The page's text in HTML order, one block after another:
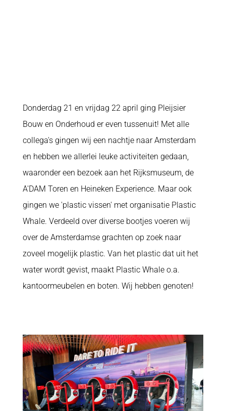
Donderdag 21 en vrijdag 22 april ging Pleijsier
Bouw en Onderhoud er even tussenuit! Met alle
collega's gingen wij een nachtje naar Amsterdam
en hebben we allerlei leuke activiteiten gedaan,
waaronder een bezoek aan het Rijksmuseum, de
A'DAM Toren en Heineken Experience. Maar ook
gingen we 'plastic vissen' met organisatie Plastic
Whale. Verdeeld over diverse bootjes voeren wij
over de Amsterdamse grachten op zoek naar
zoveel mogelijk plastic. Van het plastic dat uit het
water wordt gevist, maakt Plastic Whale o.a.
kantoormeubelen en boten. Wij hebben genoten!